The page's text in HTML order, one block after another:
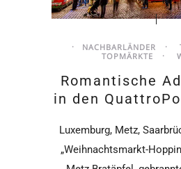
NACHBARLÄNDER
TOPMÄRKTE
Romantische
in den
Luxemburg, Metz,
„Weihnachtsmarkt-